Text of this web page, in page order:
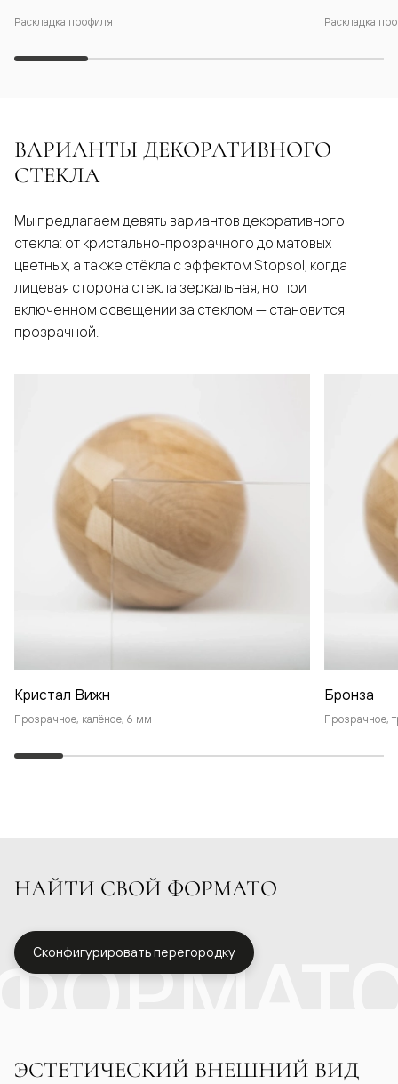
Раскладка профиля Раскладка
ВАРИАНТЫ ДЕКОРАТИВНОГО
СТЕКЛА
Мы предлагаем девять вариантов декоративного
стекла: от кристально-прозрачного до матовых
цветных, а также стёкла с эффектом Stopsol, когда
лицевая сторона стекла зеркальная, но при
включенном освещении за стеклом — становится
прозрачной.
Кристал Вижн
Прозрачное, калёное, 6 мм
Бронза
Прозрачное,
НАЙТИ СВОЙ ФОРМАТО
Сконфигурировать перегородку
ЭСТЕТИЧЕСКИЙ ВНЕШНИЙ ВИД